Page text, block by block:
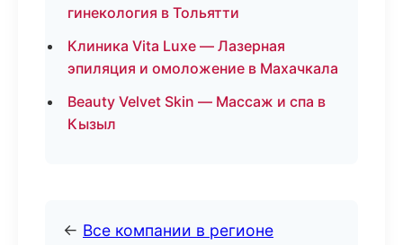
гинекология в Тольятти
Клиника Vita Luxe — Лазерная
эпиляция и омоложение в Махачкала
Beauty Velvet Skin — Массаж и спа в
Кызыл
← Все компании в регионе